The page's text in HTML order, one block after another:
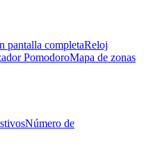
pantalla completaReloj
PomodoroMapa de zonas
Número de